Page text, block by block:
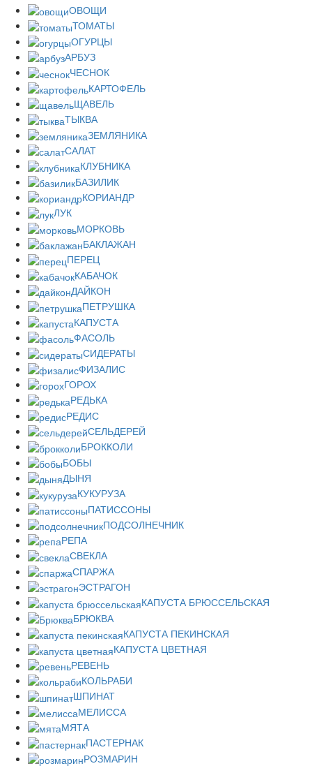
ОВОЩИ
ТОМАТЫ
ОГУРЦЫ
АРБУЗ
ЧЕСНОК
КАРТОФЕЛЬ
ЩАВЕЛЬ
ТЫКВА
ЗЕМЛЯНИКА
САЛАТ
КЛУБНИКА
БАЗИЛИК
КОРИАНДР
ЛУК
МОРКОВЬ
БАКЛАЖАН
ПЕРЕЦ
КАБАЧОК
ДАЙКОН
ПЕТРУШКА
КАПУСТА
ФАСОЛЬ
СИДЕРАТЫ
ФИЗАЛИС
ГОРОХ
РЕДЬКА
РЕДИС
СЕЛЬДЕРЕЙ
БРОККОЛИ
БОБЫ
ДЫНЯ
КУКУРУЗА
ПАТИССОНЫ
ПОДСОЛНЕЧНИК
РЕПА
СВЕКЛА
СПАРЖА
ЭСТРАГОН
КАПУСТА БРЮССЕЛЬСКАЯ
БРЮКВА
КАПУСТА ПЕКИНСКАЯ
КАПУСТА ЦВЕТНАЯ
РЕВЕНЬ
КОЛЬРАБИ
ШПИНАТ
МЕЛИССА
МЯТА
ПАСТЕРНАК
РОЗМАРИН